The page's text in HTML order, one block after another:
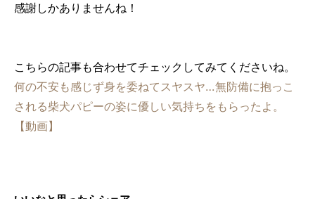
感謝しかありませんね！
こちらの記事も合わせてチェックしてみてくださいね。
何の不安も感じず身を委ねてスヤスヤ…無防備に抱っこ
される柴犬パピーの姿に優しい気持ちをもらったよ。
【動画】